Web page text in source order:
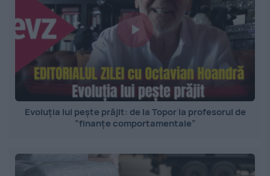
Evoluția lui pește prăjit: de la Topor la profesorul de
”finanțe comportamentale”